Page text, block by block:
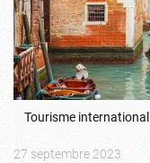
Tourisme international
27 septembre 2023